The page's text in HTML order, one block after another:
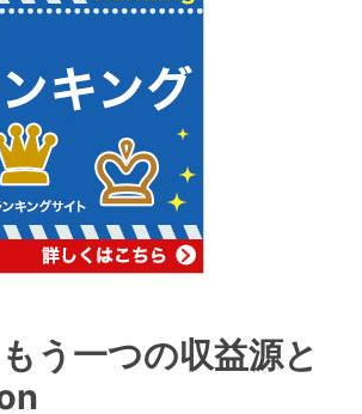
う一つの収益源と